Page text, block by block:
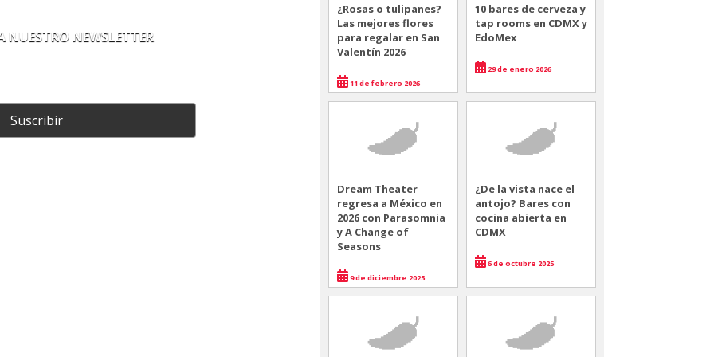
NUESTRO NEWSLETTER
Suscribir
¿Rosas o tulipanes?
Las mejores flores
para regalar en San
Valentín 2026
11 de febrero 2026
10 bares de cerveza y
tap rooms en CDMX y
EdoMex
29 de enero 2026
Dream Theater
regresa a México en
2026 con Parasomnia
y A Change of
Seasons
9 de diciembre 2025
¿De la vista nace el
antojo? Bares con
cocina abierta en
CDMX
6 de octubre 2025